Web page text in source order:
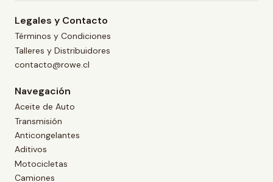
Legales y Contacto
Términos y Condiciones
Talleres y Distribuidores
contacto@rowe.cl
Navegación
Aceite de Auto
Transmisión
Anticongelantes
Aditivos
Motocicletas
Camiones